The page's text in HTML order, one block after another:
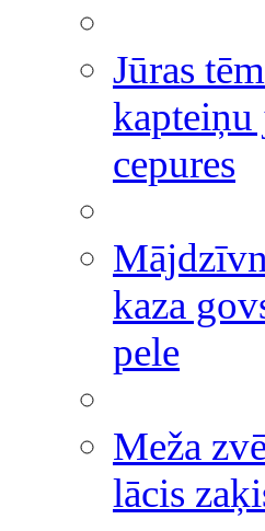
Jūras
cepures
kaza
pele
Meža
lācis